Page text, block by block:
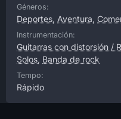
Géneros:
Deportes, Aventura,
Instrumentación:
Guitarras con distorsión /
Solos, Banda de rock
Tempo:
Rápido